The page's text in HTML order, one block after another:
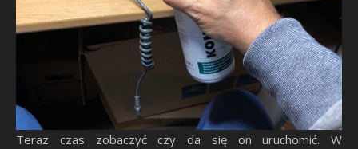
Teraz czas zobaczyć czy da się on uruchomić. W